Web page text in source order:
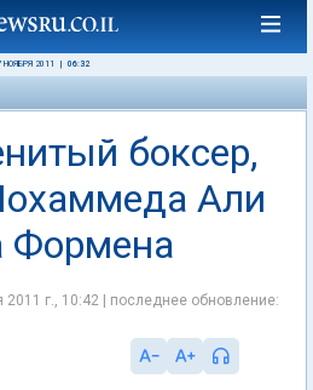
НОЯБРЯ 2011 06:32
боксер,
Али
2011 г., 10:42 | последнее обновление: